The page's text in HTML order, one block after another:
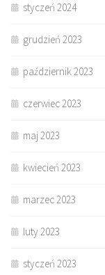
styczeń 2024
grudzień 2023
październik 2023
czerwiec 2023
maj 2023
kwiecień 2023
marzec 2023
luty 2023
styczeń 2023